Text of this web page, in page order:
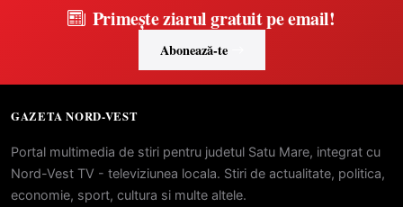
Primește ziarul gratuit pe email!
Abonează-te
GAZETA NORD-VEST
Portal multimedia de stiri pentru judetul Satu Mare, integrat cu
Nord-Vest TV - televiziunea locala. Stiri de actualitate, politica,
economie, sport, cultura si multe altele.